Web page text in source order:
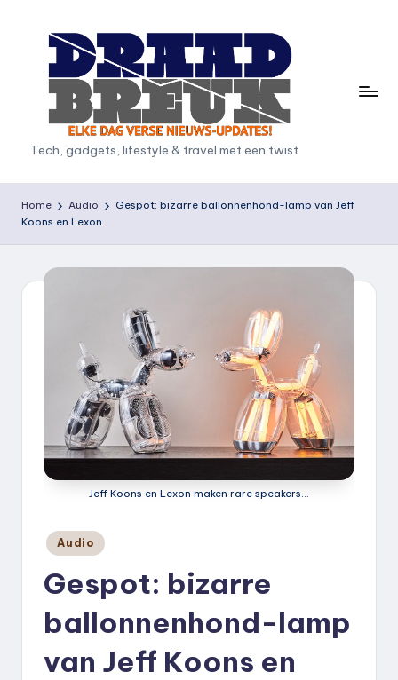
D
r
a
a
Tech, gadgets, lifestyle & travel met een twist
Home Audio
Gespot: bizarre ballonnenhond-lamp van Jeff
Koons en Lexon
Jeff Koons en Lexon maken rare speakers...
Geplaatst
in
Audio
Gespot: bizarre
ballonnenhond-lamp
van Jeff Koons en